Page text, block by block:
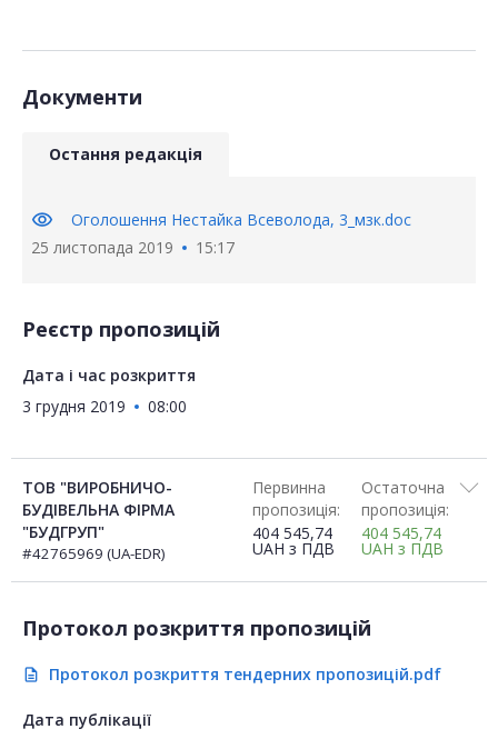
Документи
Остання редакція
visibility
Оголошення Нестайка Всеволода, 3_мзк.doc
25 листопада 2019
15:17
Реєстр пропозицій
Дата і час розкриття
3 грудня 2019
08:00
ТОВ "ВИРОБНИЧО-
БУДІВЕЛЬНА ФІРМА
"БУДГРУП"
#42765969 (UA-EDR)
Первинна
пропозиція:
404 545,74
UAH з ПДВ
Остаточна
пропозиція:
404 545,74
UAH з ПДВ
Протокол розкриття пропозицій
description Протокол розкриття тендерних пропозицій.pdf
Дата публікації